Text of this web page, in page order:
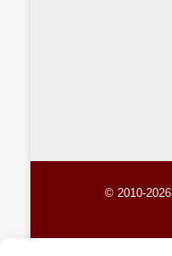
© 2010-